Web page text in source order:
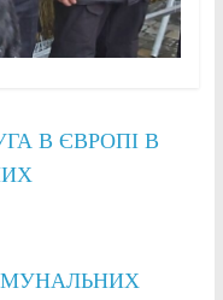
В ЄВРОПІ В